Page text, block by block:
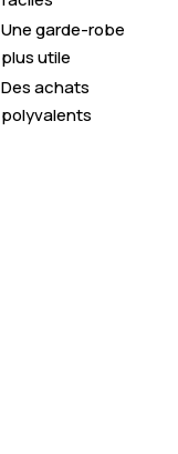
Une garde-robe
plus utile
Des achats
polyvalents